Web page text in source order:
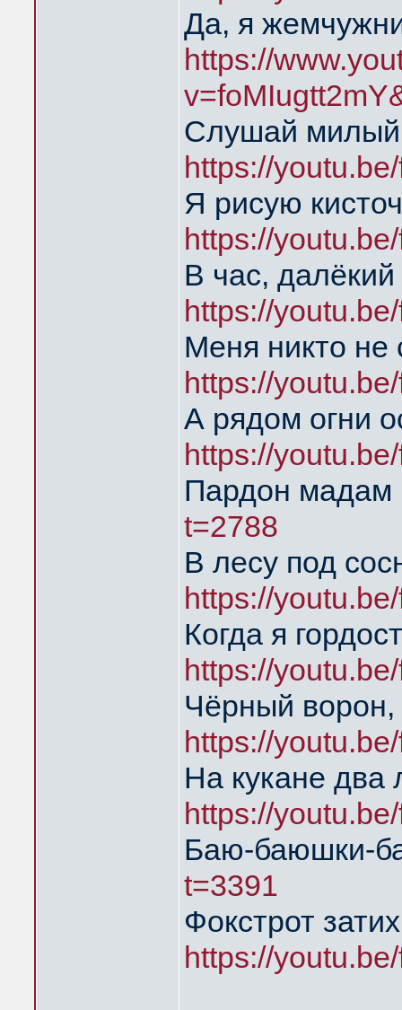
Да, я
https://
Слушай милый
https://
Я рисую
https://
В час, далёкий
https://
Меня никто
https://
А рядом огни
https://
Пардон мадам
t=2788
В лесу под
https://
Когда я
https://
Чёрный
https://
На кукане два
https://
Баю-баюшки-
t=3391
Фокстрот
https://